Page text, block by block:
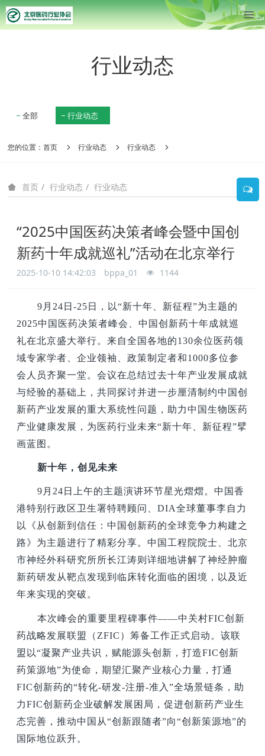
行业动态
全部 行业动态
您的位置：首页 行业动态 行业动态
首页 行业动态 行业动态
“2025中国医药决策者峰会暨中国创
新药十年成就巡礼”活动在北京举行
2025-10-10 14:42:03 bppa_01 1144
9 月24日-25日，以“新十年、新征程”为主题的
2025中国医药决策者峰会、中国创新药十年成就巡
礼在北京盛大举行。来自全国各地的130余位医药领
域专家学者、企业领袖、政策制定者和1000多位参
会人员齐聚一堂。会议在总结过去十年产业发展成就
与经验的基础上，共同探讨并进一步厘清制约中国创
新药产业发展的重大系统性问题，助力中国生物医药
产业健康发展，为医药行业未来“新十年、新征程”擘
画蓝图。
新十年，创见未来
9 月24日上午的主题演讲环节星光熠熠。中国香
港特别行政区卫生署特聘顾问、DIA全球董事李自力
以《从创新到信任：中国创新药的全球竞争力构建之
路》为主题进行了精彩分享。中国工程院院士、北京
市神经外科研究所所长江涛则详细地讲解了神经肿瘤
新药研发从靶点发现到临床转化面临的困境，以及近
年来实现的突破。
本次峰会的重要里程碑事件——中关村FIC创新
药战略发展联盟（ZFIC）筹备工作正式启动。该联
盟以“凝聚产业共识，赋能源头创新，打造FIC创新
药策源地”为使命，期望汇聚产业核心力量，打通
FIC创新药的“转化-研发-注册-准入”全场景链条，助
力FIC创新药企业破解发展困局，促进创新药产业生
态完善，推动中国从“创新跟随者”向“创新策源地”的
国际地位跃升。